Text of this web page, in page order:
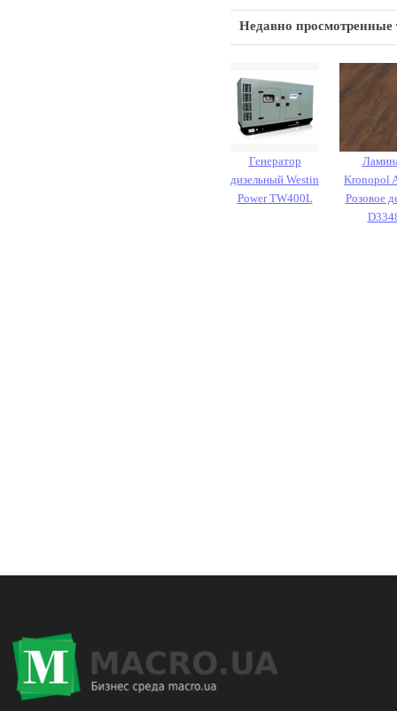
Недавно просмотренные
Генератор
дизельный Westin
Power TW400L
Kronopol
Розовое